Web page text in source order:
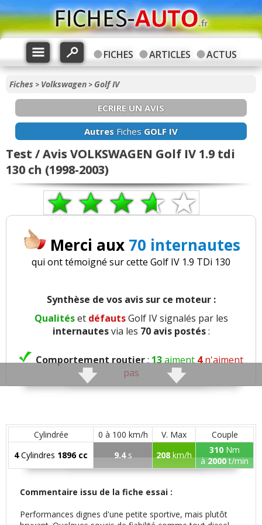
FICHES ARTICLES ACTUS
Fiches > Volkswagen > Golf IV
ECRIRE UN AVIS
Autres Fiches GOLF IV
Test / Avis VOLKSWAGEN Golf IV 1.9 tdi
130 ch (1998-2003)
Merci aux 70 internautes
qui ont témoigné sur cette Golf IV 1.9 TDi 130
Synthèse de vos avis sur ce moteur :
Qualitéset défautsGolf IV signalés par les
internautesvia les 70 avis postés:
Comportement routier:13aiment4n'aiment
pas
Freinage:1aime
Agrément:18aiment5n'aiment pas
Poids :1n'aime pas
Confort global:13aiment7n'aiment pas
Cylindrée 0 à 100 km/h V. Max
Couple
4Cylindres 1896 cc 9.4s 208km/h 310 Nm
à2000t/min
Commentaire issu de la fiche essai :
Performances dignes d'une petite sportive, mais plutôt